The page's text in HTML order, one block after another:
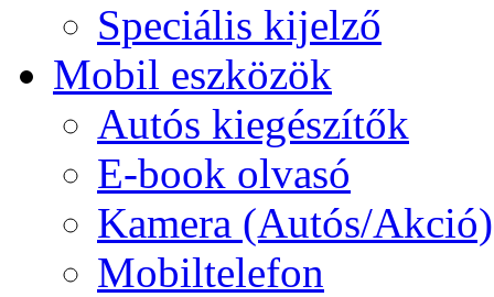
Speciális kijelző
Mobil eszközök
Autós kiegészítők
E-book olvasó
Kamera (Autós/Akció)
Mobiltelefon